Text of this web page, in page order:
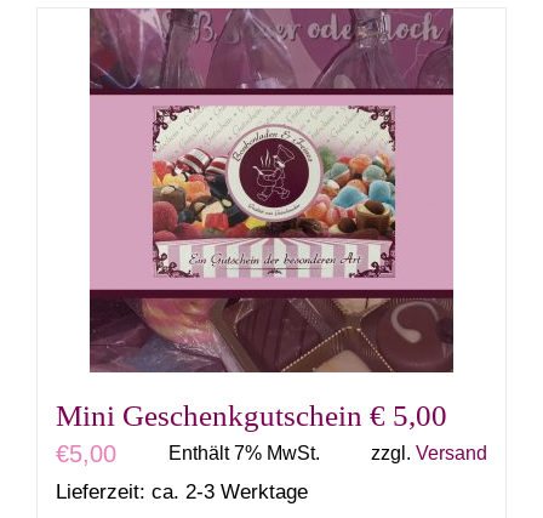
Mini Geschenkgutschein € 5,00
€5,00 Enthält 7% MwSt. zzgl. Versand
Lieferzeit: ca. 2-3 Werktage